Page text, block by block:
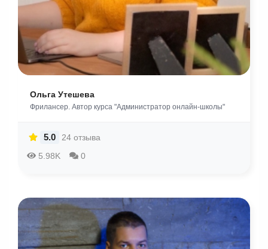
Ольга Утешева
Фрилансер. Автор курса "Администратор онлайн-школы"
5.98K 0
5.0 24 отзыва